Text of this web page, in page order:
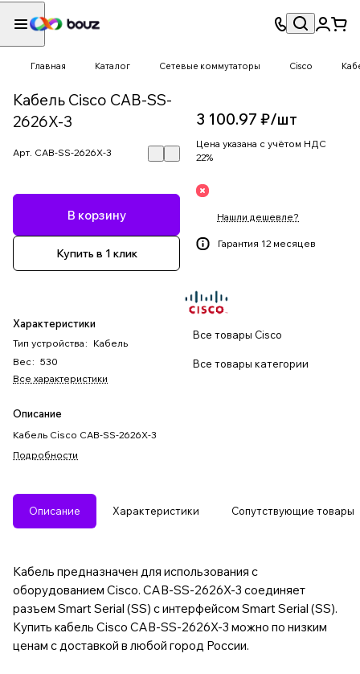
Главная Каталог Сетевые коммутаторы Cisco
Кабель Cisco CAB-SS-
2626X-3
Арт. CAB-SS-2626X-3
В корзину
Купить в 1 клик
Характеристики
Тип устройства : Кабель
Вес : 530
Все характеристики
Описание
Кабель Cisco CAB-SS-2626X-3
Подробности
3 100.97 ₽/шт
Цена указана с учётом НДС
22%
Нашли дешевле?
Гарантия 12 месяцев
Все товары Cisco
Все товары категории
Описание Характеристики Сопутствующие товары
Кабель предназначен для использования с
оборудованием Cisco. CAB-SS-2626X-3 соединяет
разъем Smart Serial (SS) с интерфейсом Smart Serial (SS).
Купить кабель Cisco CAB-SS-2626X-3 можно по низким
ценам с доставкой в любой город России.